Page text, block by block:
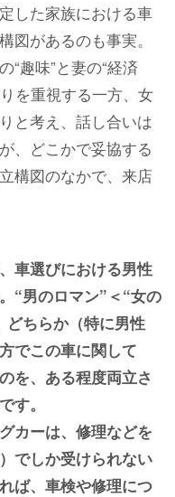
した家族における車
図があるのも事実。
“趣味”と妻の“経済
を重視する一方、女
と考え、話し合いは
、どこかで妥協する
構図のなかで、来店
車選びにおける男性
“男のロマン”＜“女の
どちらか（特に男性
でこの車に関して
を、ある程度両立さ
す。
カーは、修理などを
でしか受けられない
ば、車検や修理につ